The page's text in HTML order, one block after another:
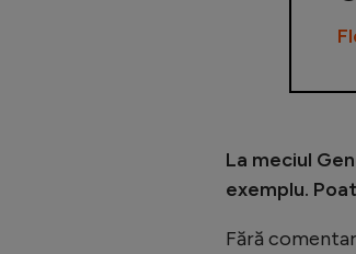
La meciul
exemplu.
Fără